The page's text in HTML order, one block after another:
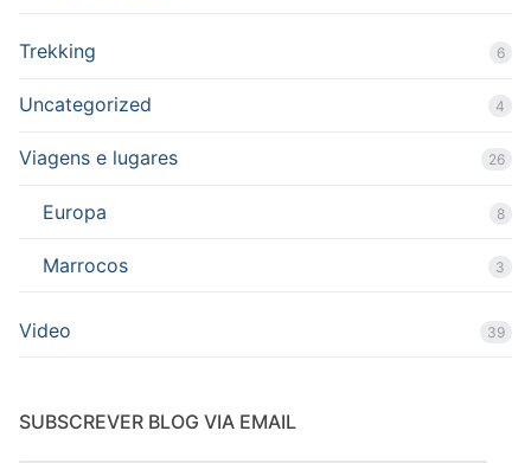
Trekking 6
Uncategorized 4
Viagens e lugares 26
Europa 8
Marrocos 3
Video 39
SUBSCREVER BLOG VIA EMAIL